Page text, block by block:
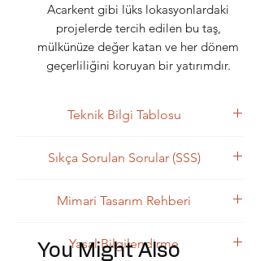
Acarkent gibi lüks lokasyonlardaki
projelerde tercih edilen bu taş,
mülkünüze değer katan ve her dönem
geçerliliğini koruyan bir yatırımdır.
Teknik Bilgi Tablosu
Kategori Detay
Sıkça Sorulan Sorular (SSS)
Yüzeyin parlaklığını korumak için
taşlar için özel üretilmiş
Mimari Tasarım Rehberi
"odak noktası" yaratmak için kullanılan
Yasal Bilgilendirme
You Might Also